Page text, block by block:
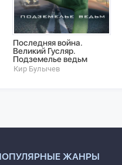
Последняя война.
Великий Гусляр.
Подземелье ведьм
Кир Булычев
ЖАНРЫ